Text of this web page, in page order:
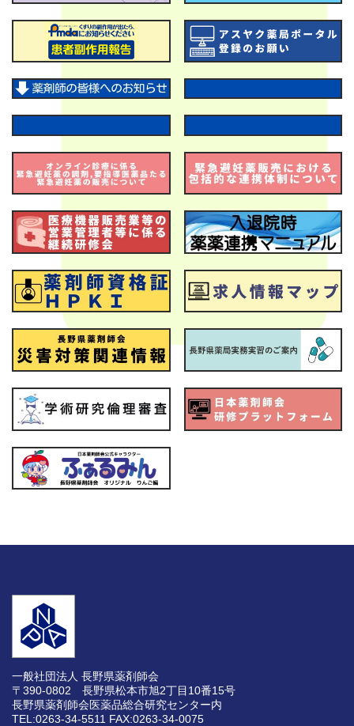
一般社団法人 長野県薬剤師会
〒390-0802 長野県松本市旭2丁目10番15号
長野県薬剤師会医薬品総合研究センター内
TEL:0263-34-5511 FAX:0263-34-0075